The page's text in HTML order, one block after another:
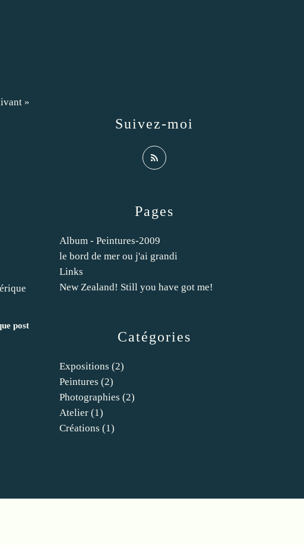
»
post
Catégories
Expositions (2)
Peintures (2)
Photographies (2)
Atelier (1)
Créations (1)
Pages
Album - Peintures-2009
le bord de mer ou j'ai grandi
Links
New Zealand! Still you have got me!
Suivez-moi